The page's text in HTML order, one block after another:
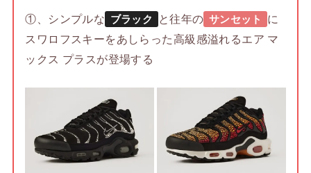
①、シンプルな ブラック と往年の サンセット
に
スワロフスキーをあしらった高級感溢れるエア マ
ックス プラスが登場する